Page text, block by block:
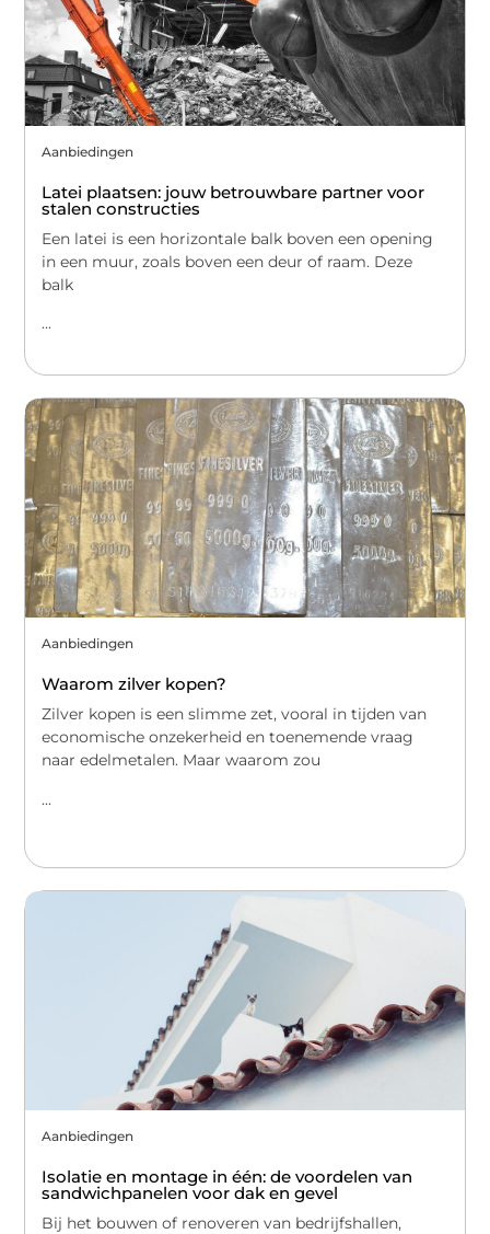
Aanbiedingen
Latei plaatsen: jouw betrouwbare partner voor
stalen constructies
Een latei is een horizontale balk boven een opening
in een muur, zoals boven een deur of raam. Deze
balk
...
Aanbiedingen
Waarom zilver kopen?
Zilver kopen is een slimme zet, vooral in tijden van
economische onzekerheid en toenemende vraag
naar edelmetalen. Maar waarom zou
...
Aanbiedingen
Isolatie en montage in één: de voordelen van
sandwichpanelen voor dak en gevel
Bij het bouwen of renoveren van bedrijfshallen,